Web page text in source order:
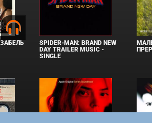
SPIDER-MAN: BRAND NEW
DAY TRAILER MUSIC -
SINGLE